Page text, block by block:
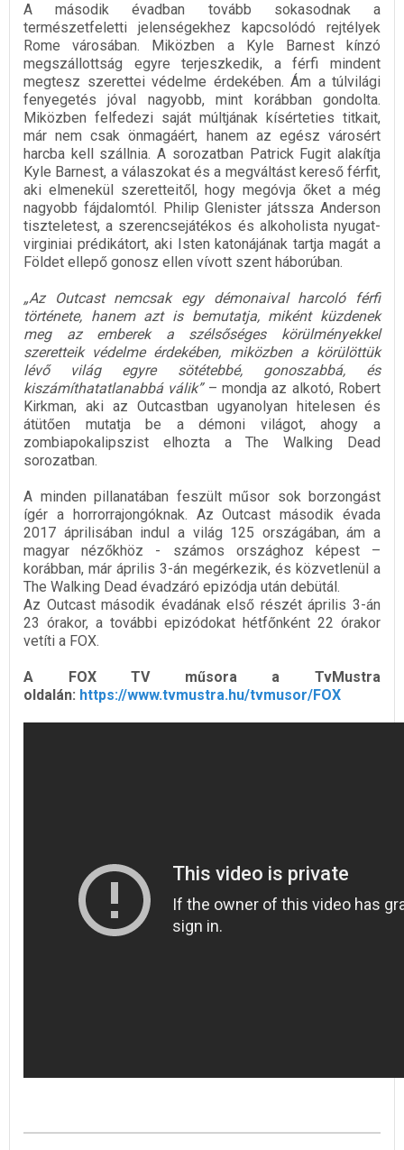
A második évadban tovább sokasodnak a
természetfeletti jelenségekhez kapcsolódó rejtélyek
Rome városában. Miközben a Kyle Barnest kínzó
megszállottság egyre terjeszkedik, a férfi mindent
megtesz szerettei védelme érdekében. Ám a túlvilági
fenyegetés jóval nagyobb, mint korábban gondolta.
Miközben felfedezi saját múltjának kísérteties titkait,
már nem csak önmagáért, hanem az egész városért
harcba kell szállnia. A sorozatban Patrick Fugit alakítja
Kyle Barnest, a válaszokat és a megváltást kereső férfit,
aki elmenekül szeretteitől, hogy megóvja őket a még
nagyobb fájdalomtól. Philip Glenister játssza Anderson
tiszteletest, a szerencsejátékos és alkoholista nyugat-
virginiai prédikátort, aki Isten katonájának tartja magát a
Földet ellepő gonosz ellen vívott szent háborúban.
„Az Outcast nemcsak egy démonaival harcoló férfi
története, hanem azt is bemutatja, miként küzdenek
meg az emberek a szélsőséges körülményekkel
szeretteik védelme érdekében, miközben a körülöttük
lévő világ egyre sötétebbé, gonoszabbá, és
kiszámíthatatlanabbá válik”– mondja az alkotó, Robert
Kirkman, aki az Outcastban ugyanolyan hitelesen és
átütően mutatja be a démoni világot, ahogy a
zombiapokalipszist elhozta a The Walking Dead
sorozatban.
A minden pillanatában feszült műsor sok borzongást
ígér a horrorrajongóknak. Az Outcast második évada
2017 áprilisában indul a világ 125 országában, ám a
magyar nézőkhöz - számos országhoz képest –
korábban, már április 3-án megérkezik, és közvetlenül a
The Walking Dead évadzáró epizódja után debütál.
Az Outcast második évadának első részét április 3-án
23 órakor, a további epizódokat hétfőnként 22 órakor
vetíti a FOX.
A FOX TV műsora a TvMustra
oldalán: https://www.tvmustra.hu/tvmusor/FOX